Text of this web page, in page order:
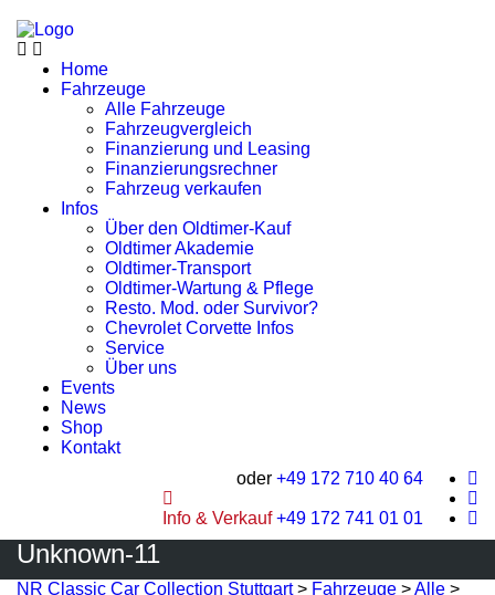
Home
Fahrzeuge
Alle Fahrzeuge
Fahrzeugvergleich
Finanzierung und Leasing
Finanzierungsrechner
Fahrzeug verkaufen
Infos
Über den Oldtimer-Kauf
Oldtimer Akademie
Oldtimer-Transport
Oldtimer-Wartung & Pflege
Resto. Mod. oder Survivor?
Chevrolet Corvette Infos
Service
Über uns
Events
News
Shop
Kontakt
oder +49 172 710 40 64
Info & Verkauf+49 172 741 01 01
Unknown-11
NR Classic Car Collection Stuttgart> Fahrzeuge >Alle >